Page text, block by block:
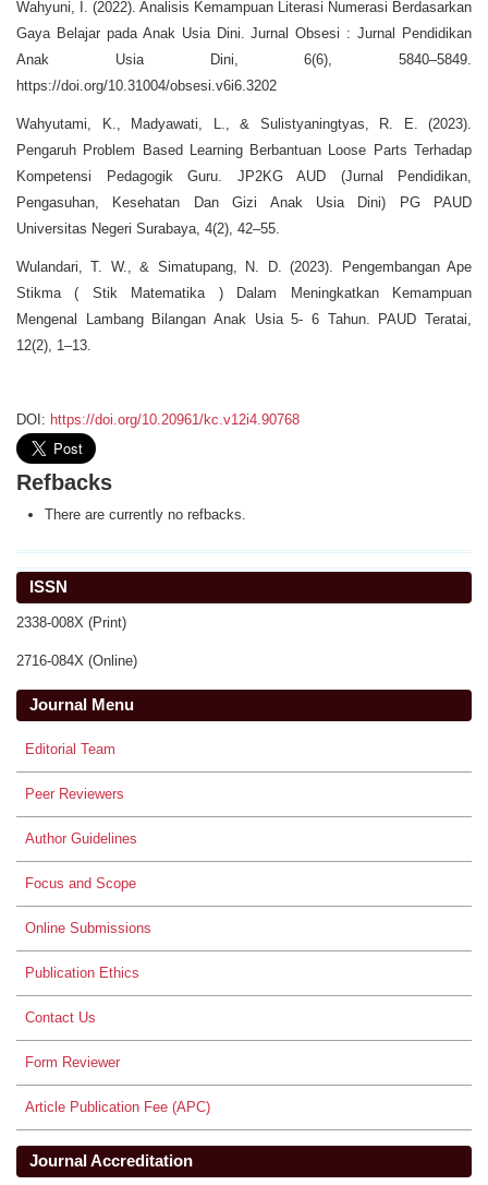
ISSN
2338-008X (Print)
2716-084X (Online)
Journal Menu
Editorial Team
Peer Reviewers
Author Guidelines
Focus and Scope
Online Submissions
Publication Ethics
Contact Us
Form Reviewer
Article Publication Fee (APC)
Journal Accreditation
Wahyuni, I. (2022). Analisis Kemampuan Literasi Numerasi Berdasarkan
Gaya Belajar pada Anak Usia Dini. Jurnal Obsesi : Jurnal Pendidikan
Anak Usia Dini, 6(6), 5840–5849.
https://doi.org/10.31004/obsesi.v6i6.3202
Wahyutami, K., Madyawati, L., & Sulistyaningtyas, R. E. (2023).
Pengaruh Problem Based Learning Berbantuan Loose Parts Terhadap
Kompetensi Pedagogik Guru. JP2KG AUD (Jurnal Pendidikan,
Pengasuhan, Kesehatan Dan Gizi Anak Usia Dini) PG PAUD
Universitas Negeri Surabaya, 4(2), 42–55.
Wulandari, T. W., & Simatupang, N. D. (2023). Pengembangan Ape
Stikma ( Stik Matematika ) Dalam Meningkatkan Kemampuan
Mengenal Lambang Bilangan Anak Usia 5- 6 Tahun. PAUD Teratai,
12(2), 1–13.
DOI: https://doi.org/10.20961/kc.v12i4.90768
Refbacks
There are currently no refbacks.